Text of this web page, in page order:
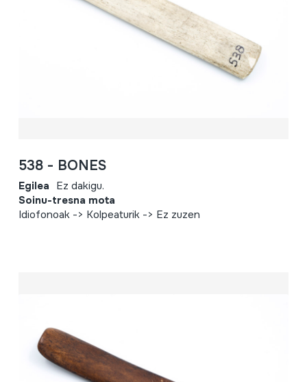
538 - BONES
Egilea Ez dakigu.
Soinu-tresna mota
Idiofonoak -> Kolpeaturik -> Ez zuzen